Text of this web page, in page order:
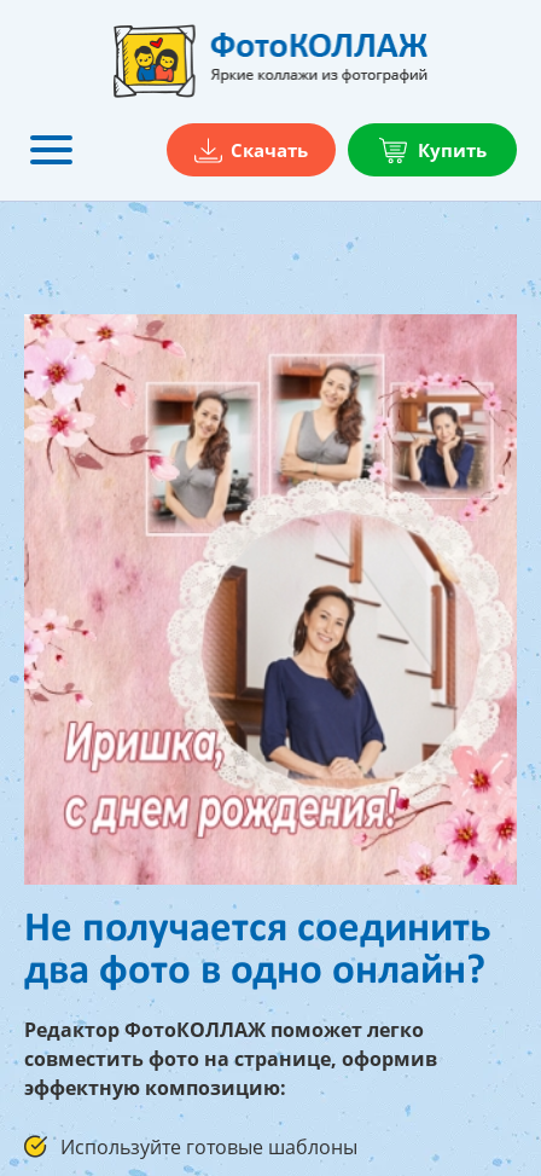
Купить
Скачать
Не получается соединить
два фото в одно онлайн?
Редактор ФотоКОЛЛАЖ поможет легко
совместить фото на странице, оформив
эффектную композицию:
Используйте готовые шаблоны